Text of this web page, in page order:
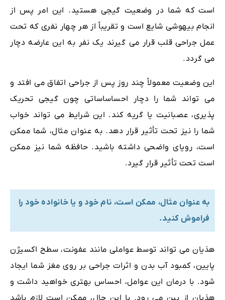
است که شما در وضعیت گیجی هستید. این امر پس از
انجام بیهوشی شایع است و تقریباً از هر چهار نفری که تحت
عمل جراحی قلب قرار می گیرند یک نفر به این عارضه دچار
می گردد.
این وضعیت معمولاً چند روز پس از جراحی اتفاق می افتد و
می تواند شما را دچار احساساساتی چون گیجی تحریک
پذیری، عصبانیت یا گریه کند. این شرایط می تواند خواب
شما را نیز تحت تأثیر قرار دهد. به عنوان مثال، شما ممکن
است، رویای واضحی داشته باشید. حافظه شما نیز ممکن
است تحت تأثیر قرار گیرد.
به عنوان مثال، ممکن است، نام خود و یا خانواده خود را
فراموش کنید.
هذیان می تواند توسط عواملی مانند عفونت، سطح اکسیژن
پایین، کمبود آب بدن و اثرات جراحی بر روی مغز شما ایجاد
شود. با درمان این عوامل، احساس بهتری خواهید داشت و
هذیان از بین می رود. با این حال، ممکن است لازم باشد